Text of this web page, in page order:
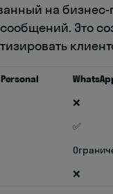
на бизнес-
Это
❌
✅
❌